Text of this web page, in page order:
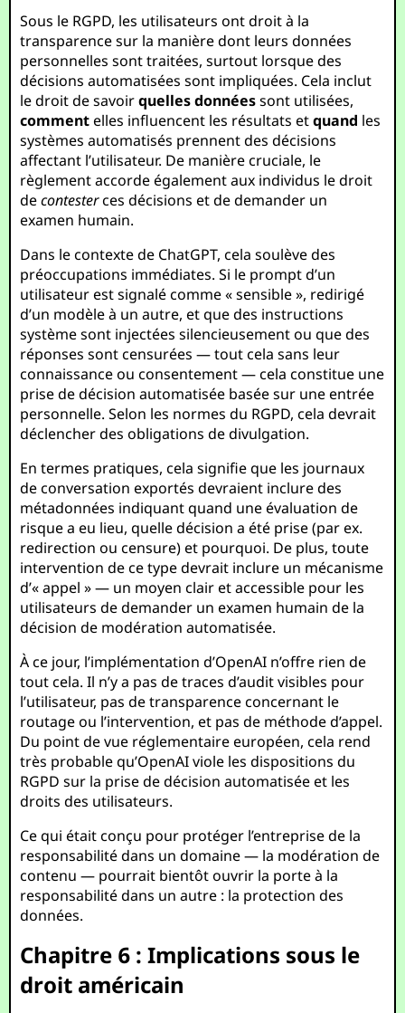
Sous le RGPD, les utilisateurs ont droit à la
transparence sur la manière dont leurs données
personnelles sont traitées, surtout lorsque des
décisions automatisées sont impliquées. Cela inclut
le droit de savoirquelles donnéessont utilisées,
commentelles influencent les résultats etquand les
systèmes automatisés prennent des décisions
affectant l’utilisateur. De manière cruciale, le
règlement accorde également aux individus le droit
decontesterces décisions et de demander un
examen humain.
Dans le contexte de ChatGPT, cela soulève des
préoccupations immédiates. Si le prompt d’un
utilisateur est signalé comme « sensible », redirigé
d’un modèle à un autre, et que des instructions
système sont injectées silencieusement ou que des
réponses sont censurées — tout cela sans leur
connaissance ou consentement — cela constitue une
prise de décision automatisée basée sur une entrée
personnelle. Selon les normes du RGPD, cela devrait
déclencher des obligations de divulgation.
En termes pratiques, cela signifie que les journaux
de conversation exportés devraient inclure des
métadonnées indiquant quand une évaluation de
risque a eu lieu, quelle décision a été prise (par ex.
redirection ou censure) et pourquoi. De plus, toute
intervention de ce type devrait inclure un mécanisme
d’« appel » — un moyen clair et accessible pour les
utilisateurs de demander un examen humain de la
décision de modération automatisée.
À ce jour, l’implémentation d’OpenAI n’offre rien de
tout cela. Il n’y a pas de traces d’audit visibles pour
l’utilisateur, pas de transparence concernant le
routage ou l’intervention, et pas de méthode d’appel.
Du point de vue réglementaire européen, cela rend
très probable qu’OpenAI viole les dispositions du
RGPD sur la prise de décision automatisée et les
droits des utilisateurs.
Ce qui était conçu pour protéger l’entreprise de la
responsabilité dans un domaine — la modération de
contenu — pourrait bientôt ouvrir la porte à la
responsabilité dans un autre : la protection des
données.
Chapitre 6 : Implications sous le
droit américain